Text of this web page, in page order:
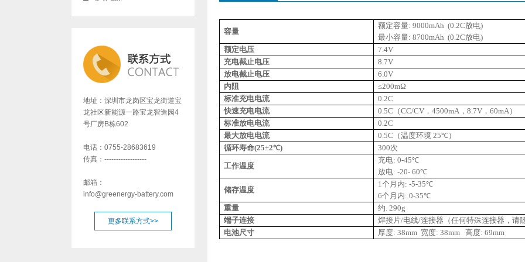
地址：深圳市龙岗区宝龙街道宝
龙社区新能源一路宝龙智造园4
号厂房B栋602
电话：0755-28683619
传真：------------------
邮箱：
info@greenergy-battery.com
更多联系方式>>
容量
额定容量: 9000mAh (0.2C放电)
最小容量: 8700mAh (0.2C放电)
额定电压
7.4V
充电截止电压
8.7V
放电截止电压
6.0V
内阻
≤200mΩ
标准充电电流
0.2C
快速充电电流
0.5C （CC/CV ，4500mA ，8.7V ，60mA）
标准放电电流
0.2C
最大放电电流
0.5C （温度环境 25℃）
循环寿命(25±2℃) 300次
工作温度
充电: 0-45℃
放电: -20- 60℃
储存温度
1个月内: -5-35℃
6个月内: 0-35℃
重量 约. 290g
端子连接
焊接片/电线/连接器（任何特殊连接器，请
电池尺寸
厚度: 38mm 宽度: 38mm高度: 69mm